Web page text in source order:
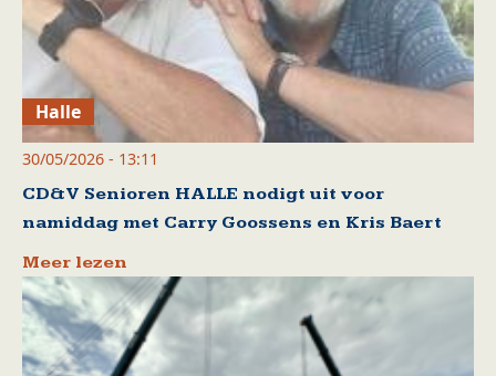
Halle
30/05/2026 - 13:11
CD&V Senioren HALLE nodigt uit voor
namiddag met Carry Goossens en Kris Baert
Meer lezen